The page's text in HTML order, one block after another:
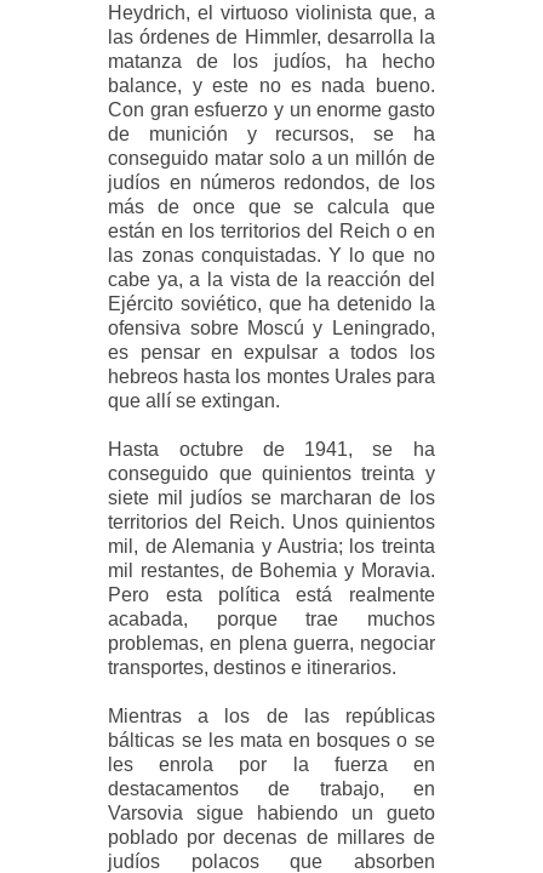
Heydrich, el virtuoso violinista que, a
las órdenes de Himmler, desarrolla la
matanza de los judíos, ha hecho
balance, y este no es nada bueno.
Con gran esfuerzo y un enorme gasto
de munición y recursos, se ha
conseguido matar solo a un millón de
judíos en números redondos, de los
más de once que se calcula que
están en los territorios del Reich o en
las zonas conquistadas. Y lo que no
cabe ya, a la vista de la reacción del
Ejército soviético, que ha detenido la
ofensiva sobre Moscú y Leningrado,
es pensar en expulsar a todos los
hebreos hasta los montes Urales para
que allí se extingan.
Hasta octubre de 1941, se ha
conseguido que quinientos treinta y
siete mil judíos se marcharan de los
territorios del Reich. Unos quinientos
mil, de Alemania y Austria; los treinta
mil restantes, de Bohemia y Moravia.
Pero esta política está realmente
acabada, porque trae muchos
problemas, en plena guerra, negociar
transportes, destinos e itinerarios.
Mientras a los de las repúblicas
bálticas se les mata en bosques o se
les enrola por la fuerza en
destacamentos de trabajo, en
Varsovia sigue habiendo un gueto
poblado por decenas de millares de
judíos polacos que absorben